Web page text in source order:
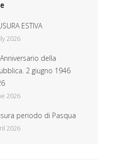
ESTIVA
2026
della
2 giugno 1946
2026
periodo di Pasqua
2026